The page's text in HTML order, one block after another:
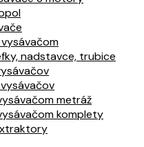
nadstavce, trubice
metráž
komplety